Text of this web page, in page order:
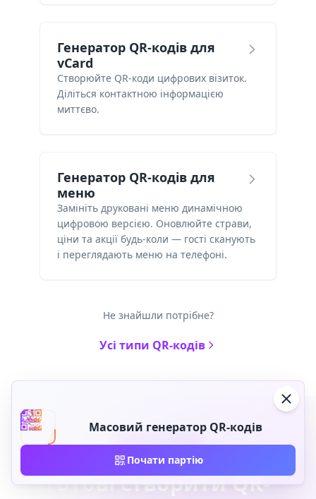
Генератор QR-кодів для
vCard
Створюйте QR-коди цифрових візиток.
Діліться контактною інформацією
миттєво.
Генератор QR-кодів для
меню
Замініть друковані меню динамічною
цифровою версією. Оновлюйте страви,
ціни та акції будь-коли — гості сканують
і переглядають меню на телефоні.
Не знайшли потрібне?
Усі типи QR-кодів
Масовий генератор QR-кодів
Почати партію
Будьте в курсі
Готові створити QR-